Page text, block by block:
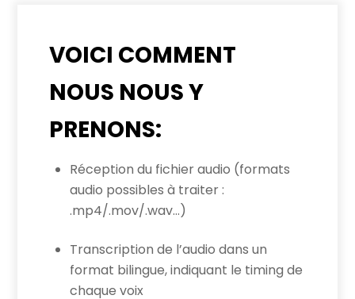
VOICI COMMENT
NOUS NOUS Y
PRENONS:
Réception du fichier audio (formats
audio possibles à traiter :
.mp4/.mov/.wav…)
Transcription de l’audio dans un
format bilingue, indiquant le timing de
chaque voix